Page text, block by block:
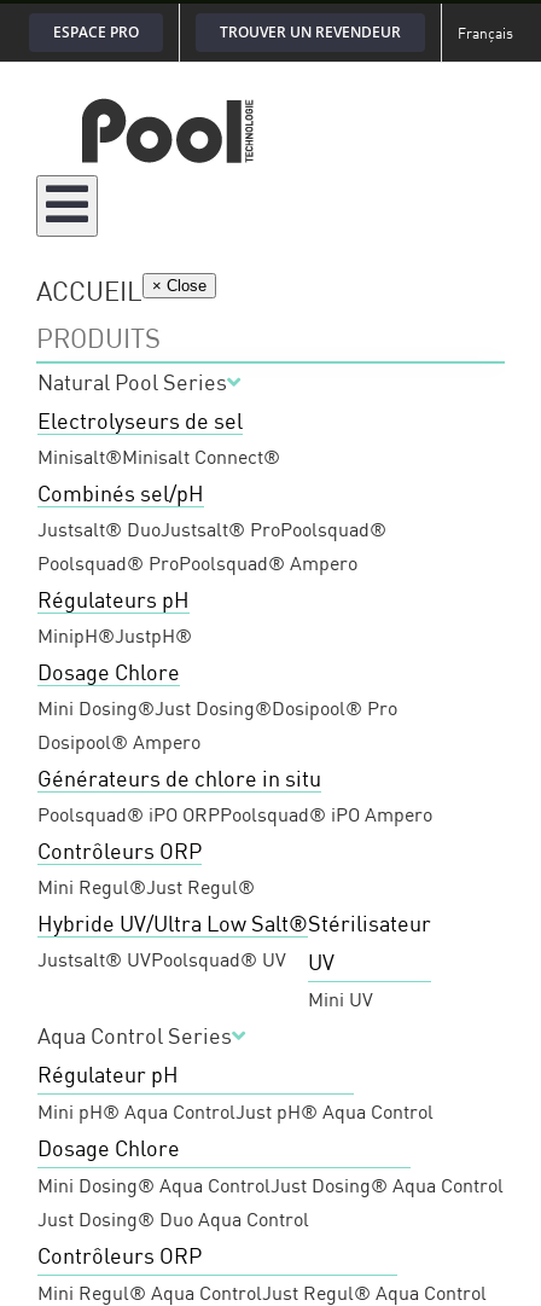
Passer
ESPACE PRO TROUVER UN REVENDEUR Français
ACCUEIL
PRODUITS
Natural Pool Series
Electrolyseurs de sel
Minisalt®Minisalt Connect®
Combinés sel/pH
Justsalt® DuoJustsalt® ProPoolsquad®
Poolsquad® ProPoolsquad® Ampero
Régulateurs pH
MinipH®JustpH®
Dosage Chlore
Mini Dosing®Just Dosing®Dosipool® Pro
Dosipool® Ampero
Générateurs de chlore in situ
Poolsquad® iPO ORPPoolsquad® iPO Ampero
Contrôleurs ORP
Mini Regul®Just Regul®
Hybride UV/Ultra Low Salt®
Justsalt® UVPoolsquad® UV
Stérilisateur
UV
Mini UV
Aqua Control Series
Régulateur pH
Mini pH® Aqua ControlJust pH® Aqua Control
Dosage Chlore
Mini Dosing® Aqua ControlJust Dosing® Aqua Control
Just Dosing® Duo Aqua Control
Contrôleurs ORP
Mini Regul® Aqua ControlJust Regul® Aqua Control
× Close